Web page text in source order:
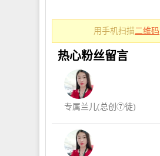
用手机扫描二维码
热心粉丝留言
专属兰儿(总创⑦徒)